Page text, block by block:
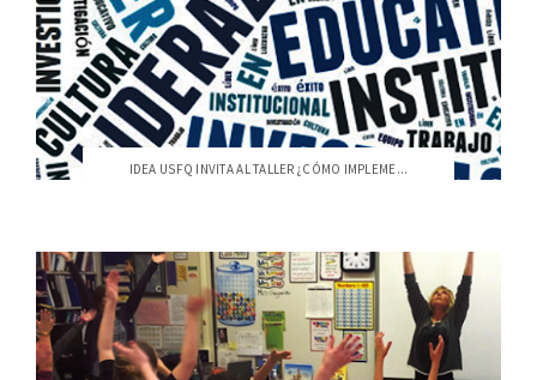
IDEA USFQ INVITA AL TALLER ¿CÓMO IMPLEME...